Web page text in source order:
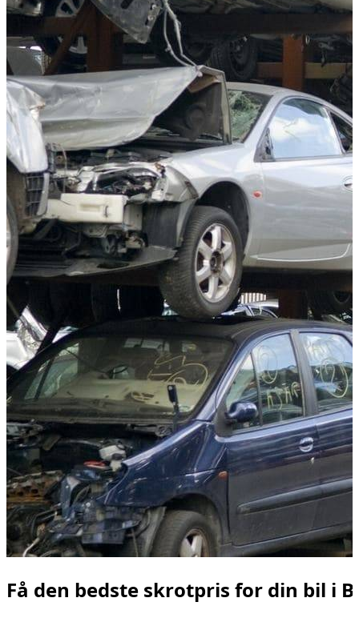
Få den bedste skrotpris for din bil i